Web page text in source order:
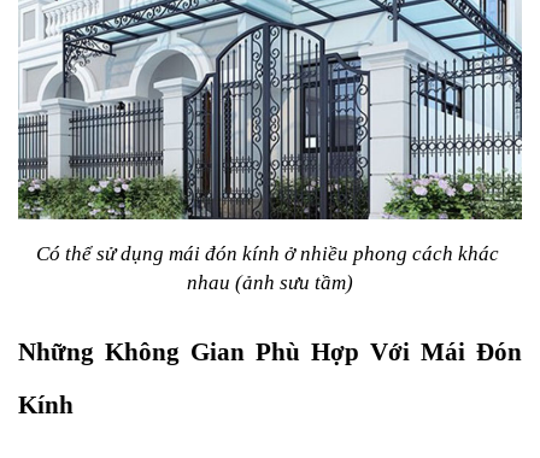
Có thể sử dụng mái đón kính ở nhiều phong cách khác
nhau (ảnh sưu tầm)
Những Không Gian Phù Hợp Với Mái Đón
Kính